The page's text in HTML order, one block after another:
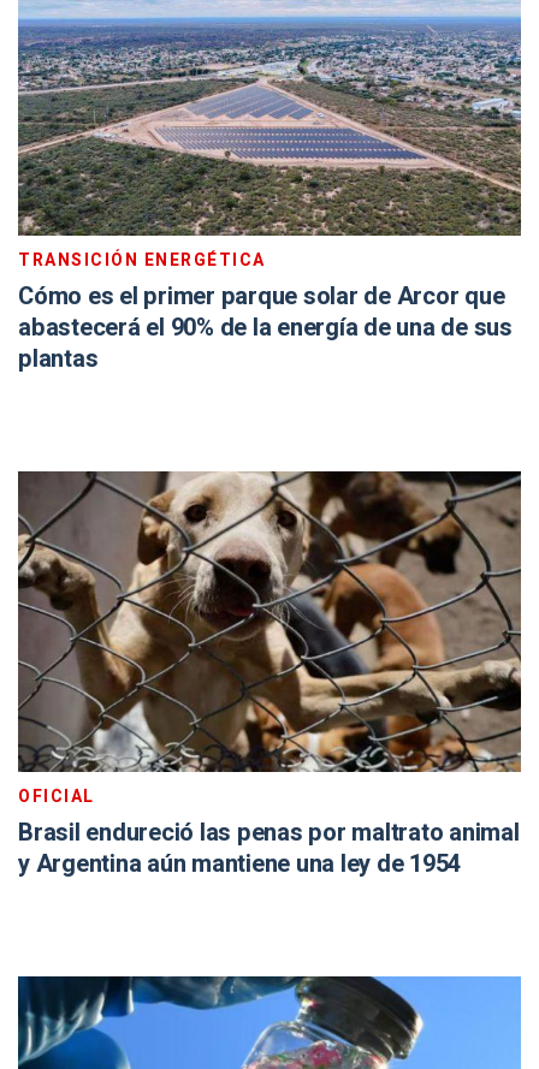
TRANSICIÓN ENERGÉTICA
Cómo es el primer parque solar de Arcor que
abastecerá el 90% de la energía de una de sus
plantas
OFICIAL
Brasil endureció las penas por maltrato animal
y Argentina aún mantiene una ley de 1954